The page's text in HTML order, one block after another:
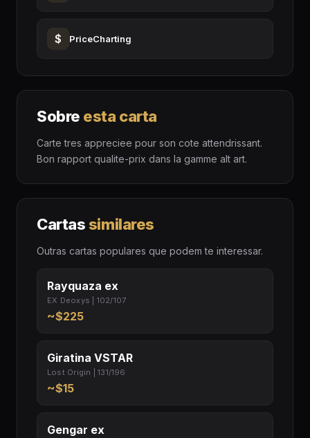
$ PriceCharting
Sobre esta carta
Carte tres appreciee pour son cote attendrissant.
Bon rapport qualite-prix dans la gamme alt art.
Cartassimilares
Outras cartas populares que podem te interessar.
Rayquaza ex
EX Deoxys | 102/107
~$225
Giratina VSTAR
Lost Origin | 131/196
~$15
Gengar ex